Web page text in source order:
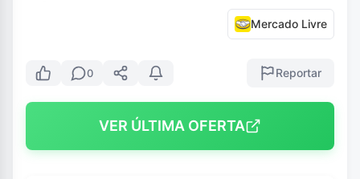
Mercado Livre
0 Reportar
VER ÚLTIMA OFERTA